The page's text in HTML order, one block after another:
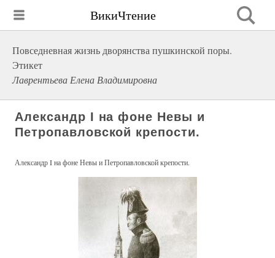
ВикиЧтение
Повседневная жизнь дворянства пушкинской поры.
Этикет
Лаврентьева Елена Владимировна
Александр I на фоне Невы и
Петропавловской крепости.
Александр I на фоне Невы и Петропавловской крепости.